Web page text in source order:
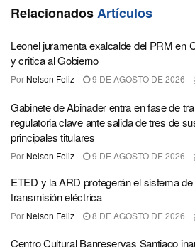
RelacionadosArtículos
Leonel juramenta exalcalde del PRM en
y critica al Gobierno
Por Nelson Feliz 9 DE AGOSTO DE 2026
Gabinete de Abinader entra en fase de
regulatoria clave ante salida de tres de
principales titulares
Por Nelson Feliz 9 DE AGOSTO DE 2026
ETED y la ARD protegerán el sistema de
transmisión eléctrica
Por Nelson Feliz 8 DE AGOSTO DE 2026
Centro Cultural Banreservas Santiago